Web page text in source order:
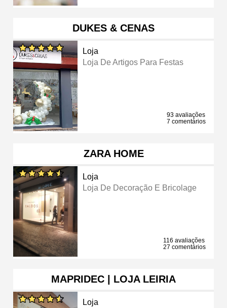
DUKES & CENAS
Loja
Loja De Artigos Para Festas
93 avaliações
7 comentários
ZARA HOME
Loja
Loja De Decoração E Bricolage
116 avaliações
27 comentários
MAPRIDEC | LOJA LEIRIA
Loja